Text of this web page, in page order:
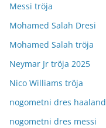
Messi tröja
Mohamed Salah Dresi
Mohamed Salah tröja
Neymar Jr tröja 2025
Nico Williams tröja
nogometni dres haaland
nogometni dres messi